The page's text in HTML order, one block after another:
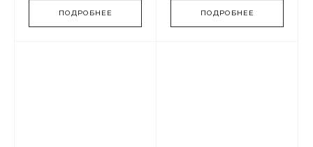
ПОДРОБНЕЕ ПОДРОБНЕЕ